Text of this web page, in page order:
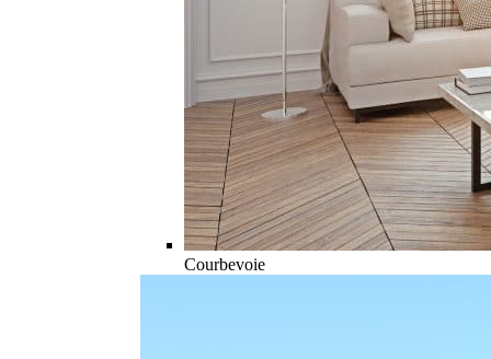
Courbevoie